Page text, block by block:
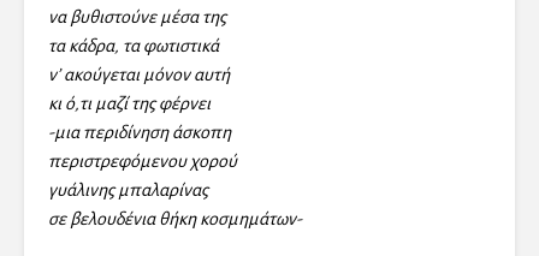
να βυθιστούνε μέσα της
τα κάδρα, τα φωτιστικά
ν’ ακούγεται μόνον αυτή
κι ό,τι μαζί της φέρνει
-μια περιδίνηση άσκοπη
περιστρεφόμενου χορού
γυάλινης μπαλαρίνας
σε βελουδένια θήκη κοσμημάτων-